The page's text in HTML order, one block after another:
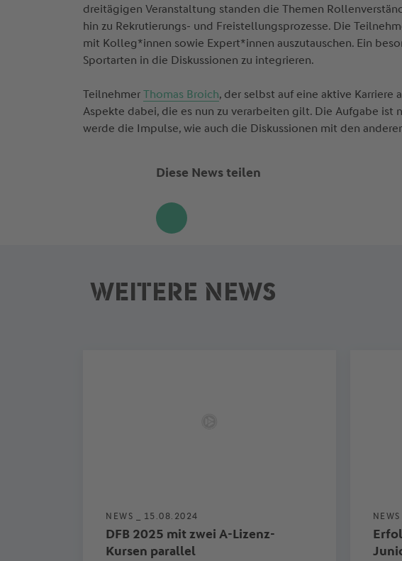
dreitägigen Veranstaltung standen die Themen
hin zu Rekrutierungs- und Freistellungsprozesse. Die
mit Kolleg*innen sowie Expert*innen auszutauschen. Ein
Sportarten in die Diskussionen zu integrieren.
Teilnehmer Thomas Broich, der selbst auf eine aktive Karriere
Aspekte dabei, die es nun zu verarbeiten gilt. Die Aufgabe ist
werde die Impulse, wie auch die Diskussionen mit den
Diese News teilen
Share
WEITERE NEWS
NEWS _ 15.08.2024
DFB 2025 mit zwei A-Lizenz-
Kursen parallel